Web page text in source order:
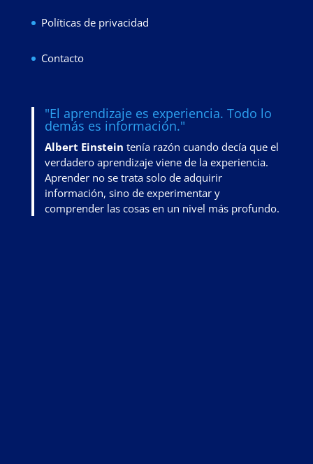
Políticas de privacidad
Contacto
"El aprendizaje es experiencia. Todo lo
demás es información."
Albert Einstein tenía razón cuando decía que el
verdadero aprendizaje viene de la experiencia.
Aprender no se trata solo de adquirir
información, sino de experimentar y
comprender las cosas en un nivel más profundo.